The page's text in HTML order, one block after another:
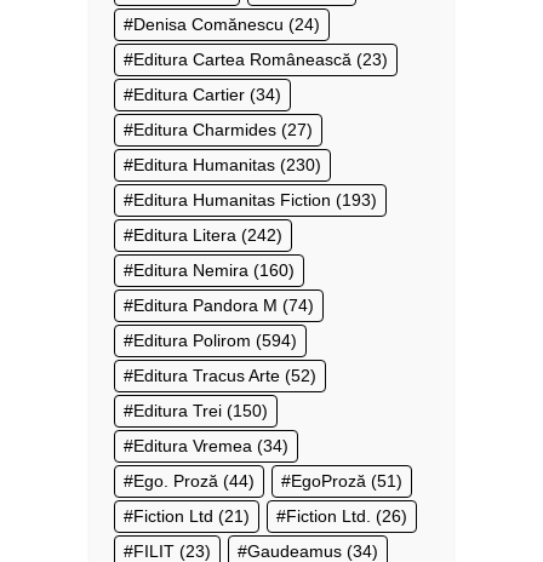
Denisa Comănescu (24)
Editura Cartea Românească (23)
Editura Cartier (34)
Editura Charmides (27)
Editura Humanitas (230)
Editura Humanitas Fiction (193)
Editura Litera (242)
Editura Nemira (160)
Editura Pandora M (74)
Editura Polirom (594)
Editura Tracus Arte (52)
Editura Trei (150)
Editura Vremea (34)
Ego. Proză (44) EgoProză (51)
Fiction Ltd (21) Fiction Ltd. (26)
FILIT (23) Gaudeamus (34)